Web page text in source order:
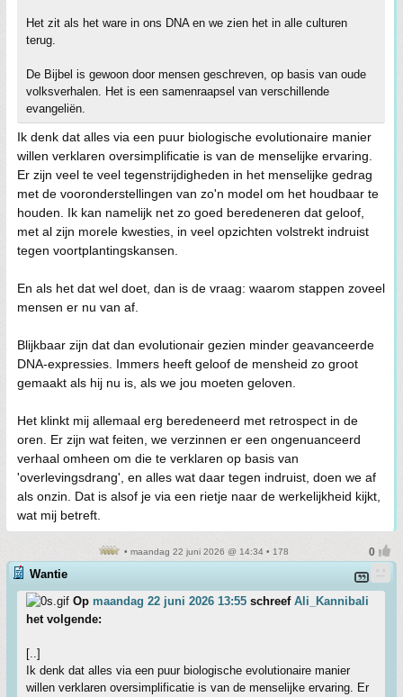
Het zit als het ware in ons DNA en we zien het in alle culturen
terug.
De Bijbel is gewoon door mensen geschreven, op basis van oude
volksverhalen. Het is een samenraapsel van verschillende
evangeliën.
Ik denk dat alles via een puur biologische evolutionaire manier
willen verklaren oversimplificatie is van de menselijke ervaring.
Er zijn veel te veel tegenstrijdigheden in het menselijke gedrag
met de vooronderstellingen van zo'n model om het houdbaar te
houden. Ik kan namelijk net zo goed beredeneren dat geloof,
met al zijn morele kwesties, in veel opzichten volstrekt indruist
tegen voortplantingskansen.
En als het dat wel doet, dan is de vraag: waarom stappen zoveel
mensen er nu van af.
Blijkbaar zijn dat dan evolutionair gezien minder geavanceerde
DNA-expressies. Immers heeft geloof de mensheid zo groot
gemaakt als hij nu is, als we jou moeten geloven.
Het klinkt mij allemaal erg beredeneerd met retrospect in de
oren. Er zijn wat feiten, we verzinnen er een ongenuanceerd
verhaal omheen om die te verklaren op basis van
'overlevingsdrang', en alles wat daar tegen indruist, doen we af
als onzin. Dat is alsof je via een rietje naar de werkelijkheid kijkt,
wat mij betreft.
• maandag 22 juni 2026 @ 14:34 • 178
Wantie
Op maandag 22 juni 2026 13:55 schreef Ali_Kannibali
het volgende:
[..]
Ik denk dat alles via een puur biologische evolutionaire manier
willen verklaren oversimplificatie is van de menselijke ervaring. Er